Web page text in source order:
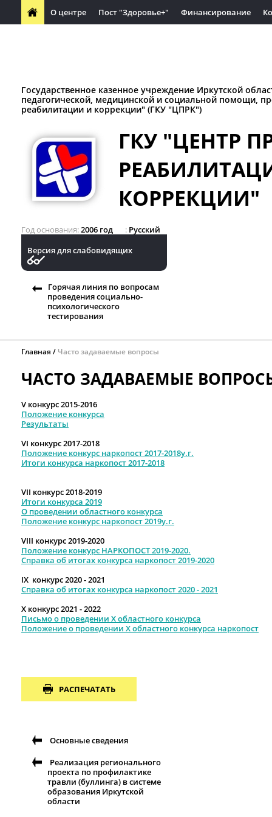
О центре Пост "Здоровье+" Финансирование
Государственное казенное учреждение Иркутской
педагогической, медицинской и социальной помощи,
реабилитации и коррекции" (ГКУ "ЦПРК")
ГКУ "ЦЕНТР
КОРРЕКЦИИ"
Год основания 2006 год
Русский
Версия для слабовидящих
Горячая линия по вопросам
проведения социально-
психологического
тестирования
Главная Часто задаваемые вопросы
ЧАСТО ЗАДАВАЕМЫЕ
V конкурс 2015-2016
Положение конкурса
Результаты
VI конкурс 2017-2018
Положение конкурс наркопост 2017-2018у.г.
Итоги конкурса наркопост 2017-2018
VII конкурс 2018-2019
Итоги конкурса 2019
О проведении областного конкурса
Положение конкурс наркопост 2019у.г.
VIII конкурс 2019-2020
Положение конкурс НАРКОПОСТ 2019-2020.
Справка об итогах конкурса наркопост 2019-2020
IX конкурс 2020 - 2021
Справка об итогах конкурса наркопост 2020 - 2021
X конкурс 2021 - 2022
Письмо о проведении X областного конкурса
Положение о проведении X областного конкурса наркопост
РАСПЕЧАТАТЬ
Основные сведения
Реализация регионального
проекта по профилактике
травли (буллинга) в системе
образования Иркутской
области